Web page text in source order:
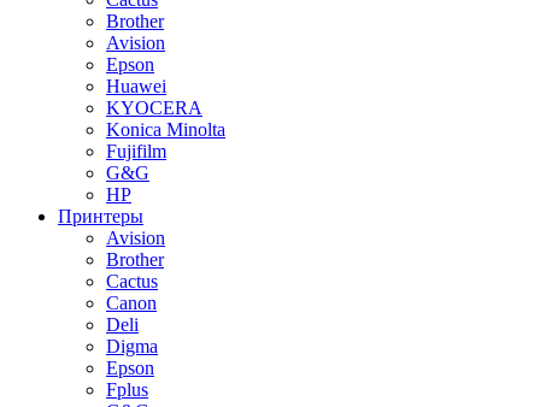
Brother
Avision
Epson
Huawei
KYOCERA
Konica Minolta
Fujifilm
G&G
HP
Принтеры
Avision
Brother
Cactus
Canon
Deli
Digma
Epson
Fplus